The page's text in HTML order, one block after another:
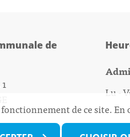
de
Lu
de ce site.